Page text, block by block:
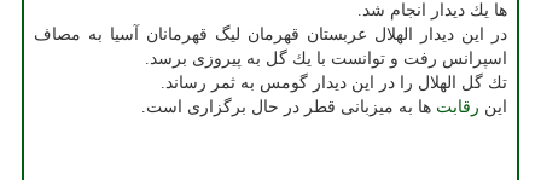
ها یك دیدار انجام شد.
در این دیدار الهلال عربستان قهرمان لیگ قهرمانان آسیا به مصاف
اسپرانس رفت و توانست با یك گل به پیروزی برسد.
تك گل الهلال را در این دیدار گومس به ثمر رساند.
این رقابت ها به میزبانی قطر در حال برگزاری است.